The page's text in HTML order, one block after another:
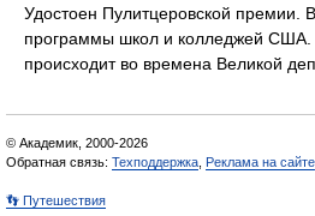
Удостоен Пулитцеровской премии.
программы школ и колледжей США.
происходит во времена Великой
© Академик, 2000-2026
Обратная связь: Техподдержка Реклама на сайте
👣 Путешествия